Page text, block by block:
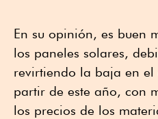
En su opinión, es buen
los paneles solares,
revirtiendo la baja en el
partir de este año, con
los precios de los